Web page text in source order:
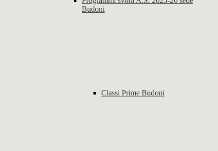
Budoni
Classi Prime Budoni